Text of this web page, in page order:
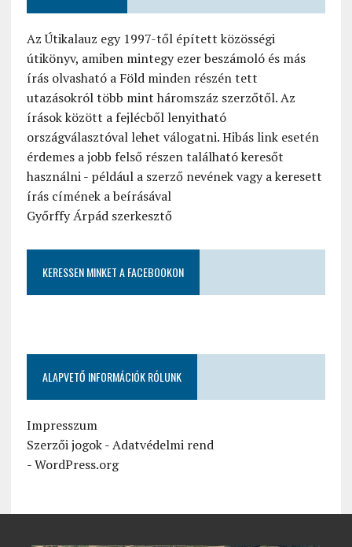
Az Útikalauz egy 1997-től épített közösségi
útikönyv, amiben mintegy ezer beszámoló és más
írás olvasható a Föld minden részén tett
utazásokról több mint háromszáz szerzőtől. Az
írások között a fejlécből lenyitható
országválasztóval lehet válogatni. Hibás link esetén
érdemes a jobb felső részen található keresőt
használni - például a szerző nevének vagy a keresett
írás címének a beírásával
Győrffy Árpád szerkesztő
KERESSEN MINKET A FACEBOOKON
ALAPVETŐ INFORMÁCIÓK RÓLUNK
Impresszum
Szerzői jogok-Adatvédelmi rend
-WordPress.org